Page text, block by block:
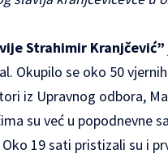
Strahimir Kranjčević”
Okupilo se oko 50
iz Upravnog odbora,
su već u popodnevne
19 sati pristizali su i